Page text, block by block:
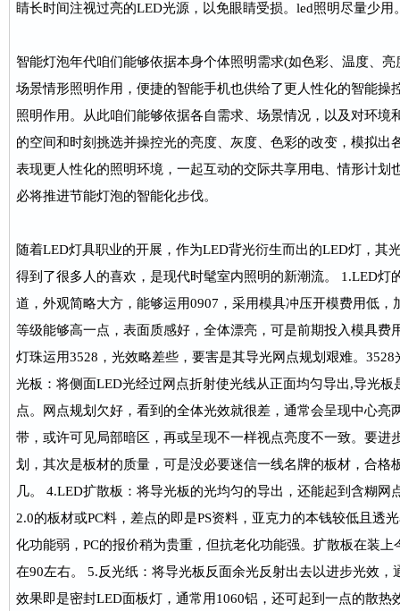
睛长时间注视过亮的LED光源，以免眼睛受损。led照明尽量少用
智能灯泡年代咱们能够依据本身个体照明需求(如色彩、温度、
场景情形照明作用，便捷的智能手机也供给了更人性化的智能操
照明作用。从此咱们能够依据各自需求、场景情况，以及对环境
的空间和时刻挑选并操控光的亮度、灰度、色彩的改变，模拟出
表现更人性化的照明环境，一起互动的交际共享用电、情形计划
必将推进节能灯泡的智能化步伐。
随着LED灯具职业的开展，作为LED背光衍生而出的LED灯，其
得到了很多人的喜欢，是现代时髦室内照明的新潮流。 1.LED灯
道，外观简略大方，能够运用0907，采用模具冲压开模费用低，
等级能够高一点，表面质感好，全体漂亮，可是前期投入模具费
灯珠运用3528，光效略差些，要害是其导光网点规划艰难。
光板：将侧面LED光经过网点折射使光线从正面均匀导出,导光
点。网点规划欠好，看到的全体光效就很差，通常会呈现中心亮
带，或许可见局部暗区，再或呈现不一样视点亮度不一致。要进
划，其次是板材的质量，可是没必要迷信一线名牌的板材，合格
几。 4.LED扩散板：将导光板的光均匀的导出，还能起到含糊网
2.0的板材或PC料，差点的即是PS资料，亚克力的本钱较低且透
化功能弱，PC的报价稍为贵重，但抗老化功能强。扩散板在装
在90左右。 5.反光纸：将导光板反面余光反射出去以进步光效，
效果即是密封LED面板灯，通常用1060铝，还可起到一点的散热